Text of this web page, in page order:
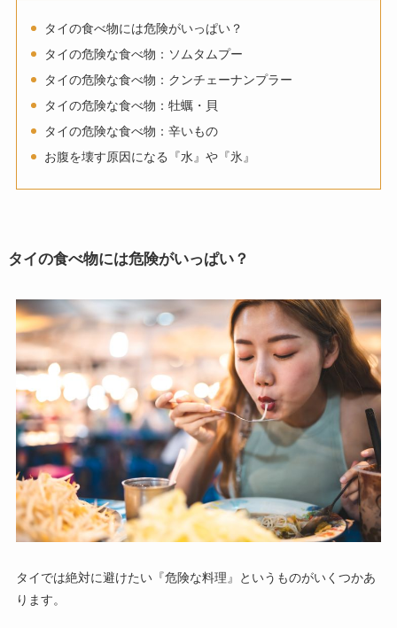
タイの食べ物には危険がいっぱい？
タイの危険な食べ物：ソムタムプー
タイの危険な食べ物：クンチェーナンプラー
タイの危険な食べ物：牡蠣・貝
タイの危険な食べ物：辛いもの
お腹を壊す原因になる『水』や『氷』
タイの食べ物には危険がいっぱい？
タイでは絶対に避けたい『危険な料理』というものがいくつかあ
ります。